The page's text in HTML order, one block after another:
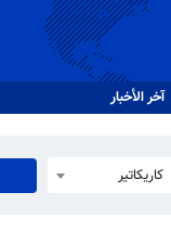
آخر الأخبار
كاريكاتير